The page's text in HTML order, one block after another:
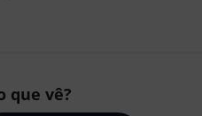
que vê?